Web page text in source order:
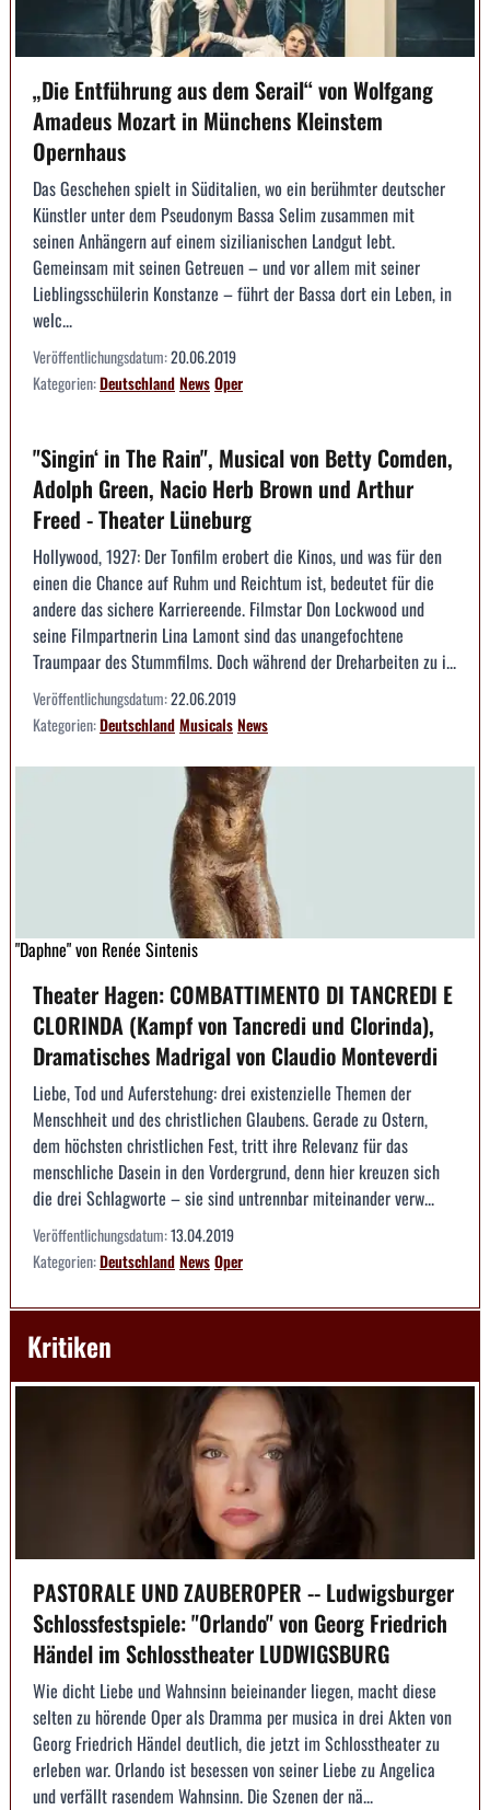
„Die Entführung aus dem Serail“ von Wolfgang
Amadeus Mozart in Münchens Kleinstem
Opernhaus
Das Geschehen spielt in Süditalien, wo ein berühmter deutscher
Künstler unter dem Pseudonym Bassa Selim zusammen mit
seinen Anhängern auf einem sizilianischen Landgut lebt.
Gemeinsam mit seinen Getreuen – und vor allem mit seiner
Lieblingsschülerin Konstanze – führt der Bassa dort ein Leben, in
welc...
Veröffentlichungsdatum:20.06.2019
Kategorien:DeutschlandNewsOper
"Singin‘ in The Rain", Musical von Betty Comden,
Adolph Green, Nacio Herb Brown und Arthur
Freed - Theater Lüneburg
Hollywood, 1927: Der Tonfilm erobert die Kinos, und was für den
einen die Chance auf Ruhm und Reichtum ist, bedeutet für die
andere das sichere Karriereende. Filmstar Don Lockwood und
seine Filmpartnerin Lina Lamont sind das unangefochtene
Traumpaar des Stummfilms. Doch während der Dreharbeiten zu i...
Veröffentlichungsdatum:22.06.2019
Kategorien:DeutschlandMusicalsNews
"Daphne" von Renée Sintenis
Theater Hagen: COMBATTIMENTO DI TANCREDI E
CLORINDA (Kampf von Tancredi und Clorinda),
Dramatisches Madrigal von Claudio Monteverdi
Liebe, Tod und Auferstehung: drei existenzielle Themen der
Menschheit und des christlichen Glaubens. Gerade zu Ostern,
dem höchsten christlichen Fest, tritt ihre Relevanz für das
menschliche Dasein in den Vordergrund, denn hier kreuzen sich
die drei Schlagworte – sie sind untrennbar miteinander verw...
Veröffentlichungsdatum:13.04.2019
Kategorien:DeutschlandNewsOper
Kritiken
PASTORALE UND ZAUBEROPER -- Ludwigsburger
Schlossfestspiele: "Orlando" von Georg Friedrich
Händel im Schlosstheater LUDWIGSBURG
Wie dicht Liebe und Wahnsinn beieinander liegen, macht diese
selten zu hörende Oper als Dramma per musica in drei Akten von
Georg Friedrich Händel deutlich, die jetzt im Schlosstheater zu
erleben war. Orlando ist besessen von seiner Liebe zu Angelica
und verfällt rasendem Wahnsinn. Die Szenen der nä...